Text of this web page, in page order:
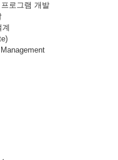
로그램 개발